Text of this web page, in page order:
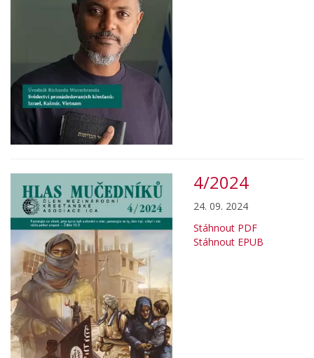
4/2024
24. 09. 2024
Stáhnout PDF
Stáhnout EPUB